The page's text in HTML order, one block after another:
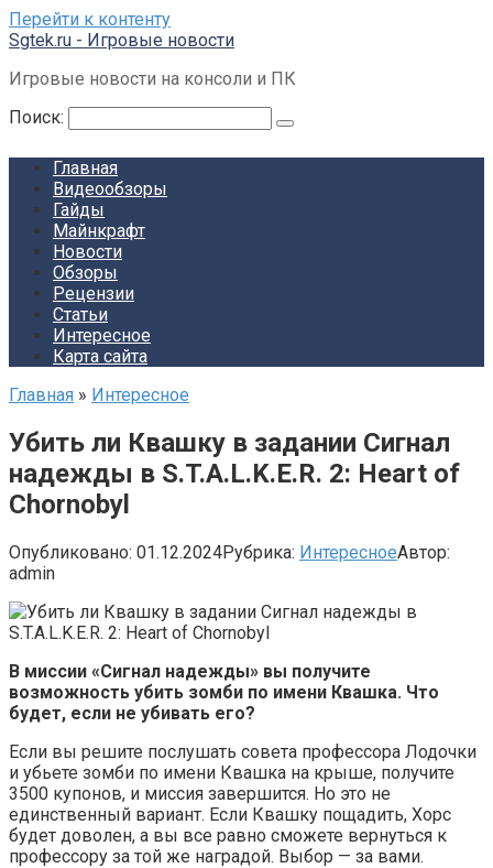
Перейти к контенту
Sgtek.ru - Игровые новости
Игровые новости на консоли и ПК
Поиск:
Главная
Видеообзоры
Гайды
Майнкрафт
Новости
Обзоры
Рецензии
Статьи
Интересное
Карта сайта
Главная » Интересное
Убить ли Квашку в задании Сигнал
надежды в S.T.A.L.K.E.R. 2: Heart of
Chornobyl
Опубликовано: 01.12.2024Рубрика: ИнтересноеАвтор:
admin
В миссии «Сигнал надежды» вы получите
возможность убить зомби по имени Квашка. Что
будет, если не убивать его?
Если вы решите послушать совета профессора Лодочки
и убьете зомби по имени Квашка на крыше, получите
3500 купонов, и миссия завершится. Но это не
единственный вариант. Если Квашку пощадить, Хорс
будет доволен, а вы все равно сможете вернуться к
профессору за той же наградой. Выбор — за вами.